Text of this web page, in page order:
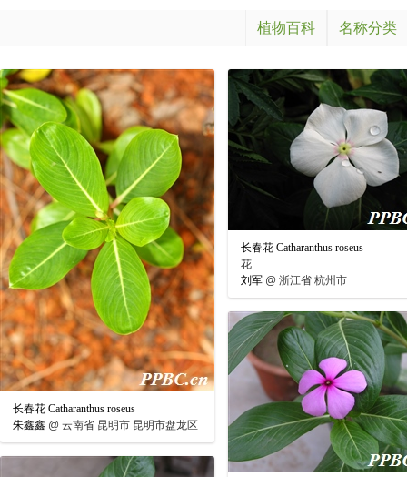
植物百科 名称分类
长春花 Catharanthus roseus
朱鑫鑫 @ 云南省 昆明市 昆明市盘龙区
长春花 Catharanthus roseus
花
刘军 @ 浙江省 杭州市